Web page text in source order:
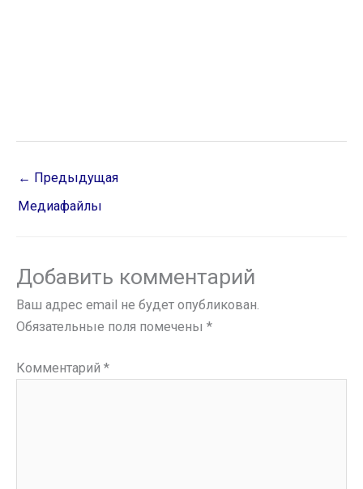
← Предыдущая
Медиафайлы
Добавить комментарий
Ваш адрес email не будет опубликован.
Обязательные поля помечены *
Комментарий *